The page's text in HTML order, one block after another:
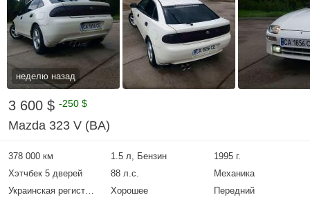
неделю назад
3 600 $ -250 $
Mazda 323 V (BA)
378 000 км 1.5 л, Бензин
1995 г.
Хэтчбек 5 дверей
88 л.с.
Механика
Украинская регистрация
Хорошее Передний